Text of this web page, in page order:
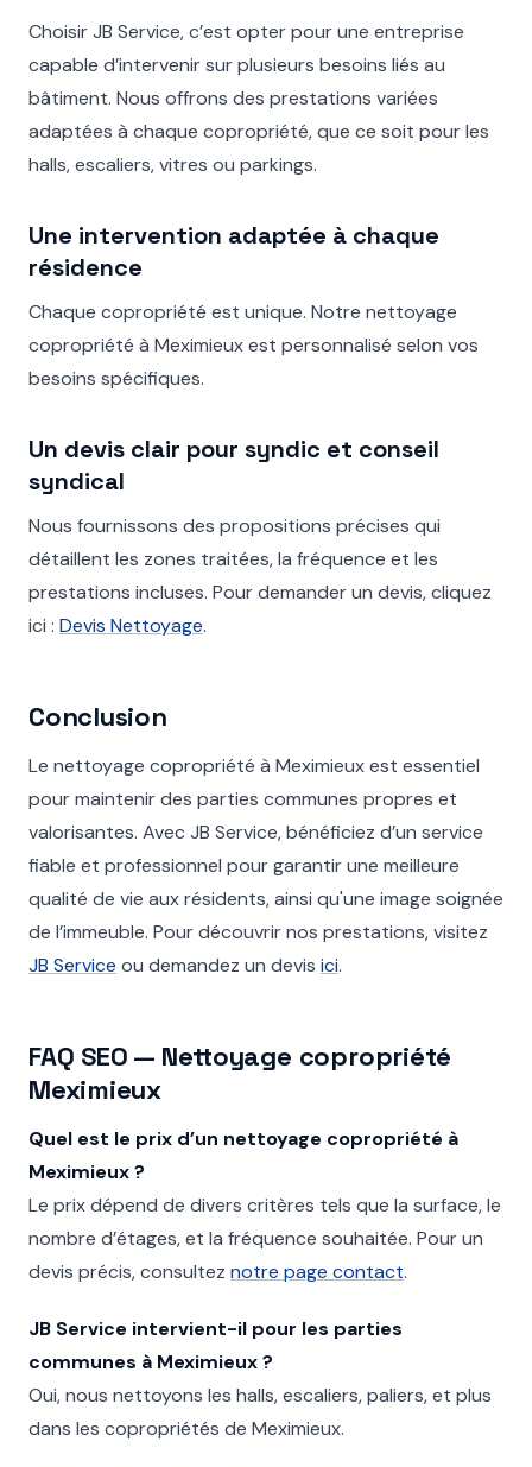
Choisir JB Service, c’est opter pour une entreprise
capable d’intervenir sur plusieurs besoins liés au
bâtiment. Nous offrons des prestations variées
adaptées à chaque copropriété, que ce soit pour les
halls, escaliers, vitres ou parkings.
Une intervention adaptée à chaque
résidence
Chaque copropriété est unique. Notre nettoyage
copropriété à Meximieux est personnalisé selon vos
besoins spécifiques.
Un devis clair pour syndic et conseil
syndical
Nous fournissons des propositions précises qui
détaillent les zones traitées, la fréquence et les
prestations incluses. Pour demander un devis, cliquez
ici : Devis Nettoyage.
Conclusion
Le nettoyage copropriété à Meximieux est essentiel
pour maintenir des parties communes propres et
valorisantes. Avec JB Service, bénéficiez d’un service
fiable et professionnel pour garantir une meilleure
qualité de vie aux résidents, ainsi qu'une image soignée
de l’immeuble. Pour découvrir nos prestations, visitez
JB Service ou demandez un devis ici.
FAQ SEO — Nettoyage copropriété
Meximieux
Quel est le prix d’un nettoyage copropriété à
Meximieux ?
Le prix dépend de divers critères tels que la surface, le
nombre d’étages, et la fréquence souhaitée. Pour un
devis précis, consultez notre page contact.
JB Service intervient-il pour les parties
communes à Meximieux ?
Oui, nous nettoyons les halls, escaliers, paliers, et plus
dans les copropriétés de Meximieux.